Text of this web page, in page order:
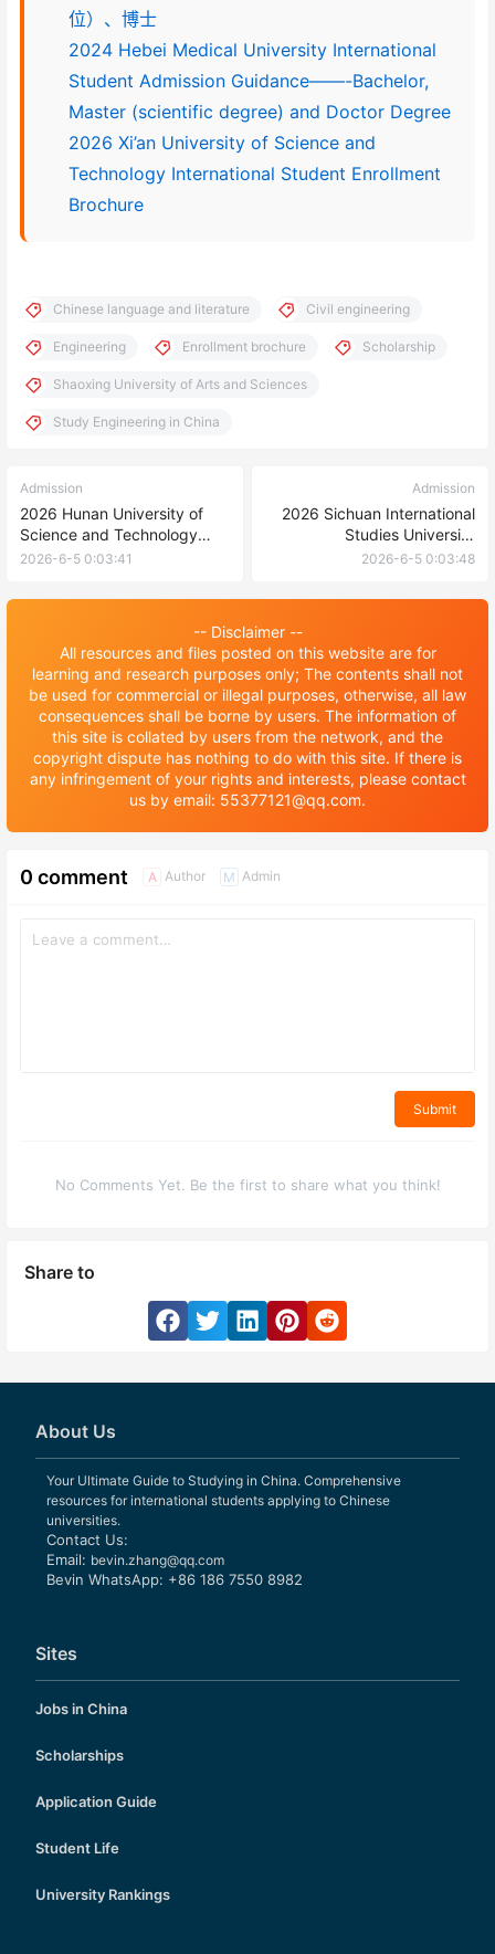
位）、博士
2024 Hebei Medical University International
Student Admission Guidance——-Bachelor,
Master (scientific degree) and Doctor Degree
2026 Xi’an University of Science and
Technology International Student Enrollment
Brochure
Chinese language and literature Civil engineering
Engineering Enrollment brochure Scholarship
Shaoxing University of Arts and Sciences
Study Engineering in China
Admission
2026 Hunan University of
Science and Technology
Admission Brochure
2026-6-5 0:03:41
Admission
2026 Sichuan International
Studies University
International Student
四川外国语大学国际学生招生
2026-6-5 0:03:48
-- Disclaimer --
All resources and files posted on this website are for
learning and research purposes only; The contents shall not
be used for commercial or illegal purposes, otherwise, all law
consequences shall be borne by users. The information of
this site is collated by users from the network, and the
copyright dispute has nothing to do with this site. If there is
any infringement of your rights and interests, please contact
us by email: 55377121@qq.com.
0 comment A Author M Admin
Submit
No Comments Yet. Be the first to share what you think!
Share to
About Us
Your Ultimate Guide to Studying in China. Comprehensive
resources for international students applying to Chinese
universities.
Contact Us:
Email: bevin.zhang@qq.com
Bevin WhatsApp: +86 186 7550 8982
Sites
Jobs in China
Scholarships
Application Guide
Student Life
University Rankings